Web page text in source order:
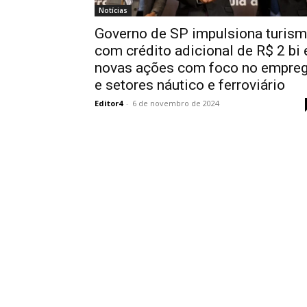
Notícias
Governo de SP impulsiona
com crédito adicional de R$ 2 bi
novas ações com foco no
e setores náutico e ferroviário
Editor4 - 6 de novembro de 2024